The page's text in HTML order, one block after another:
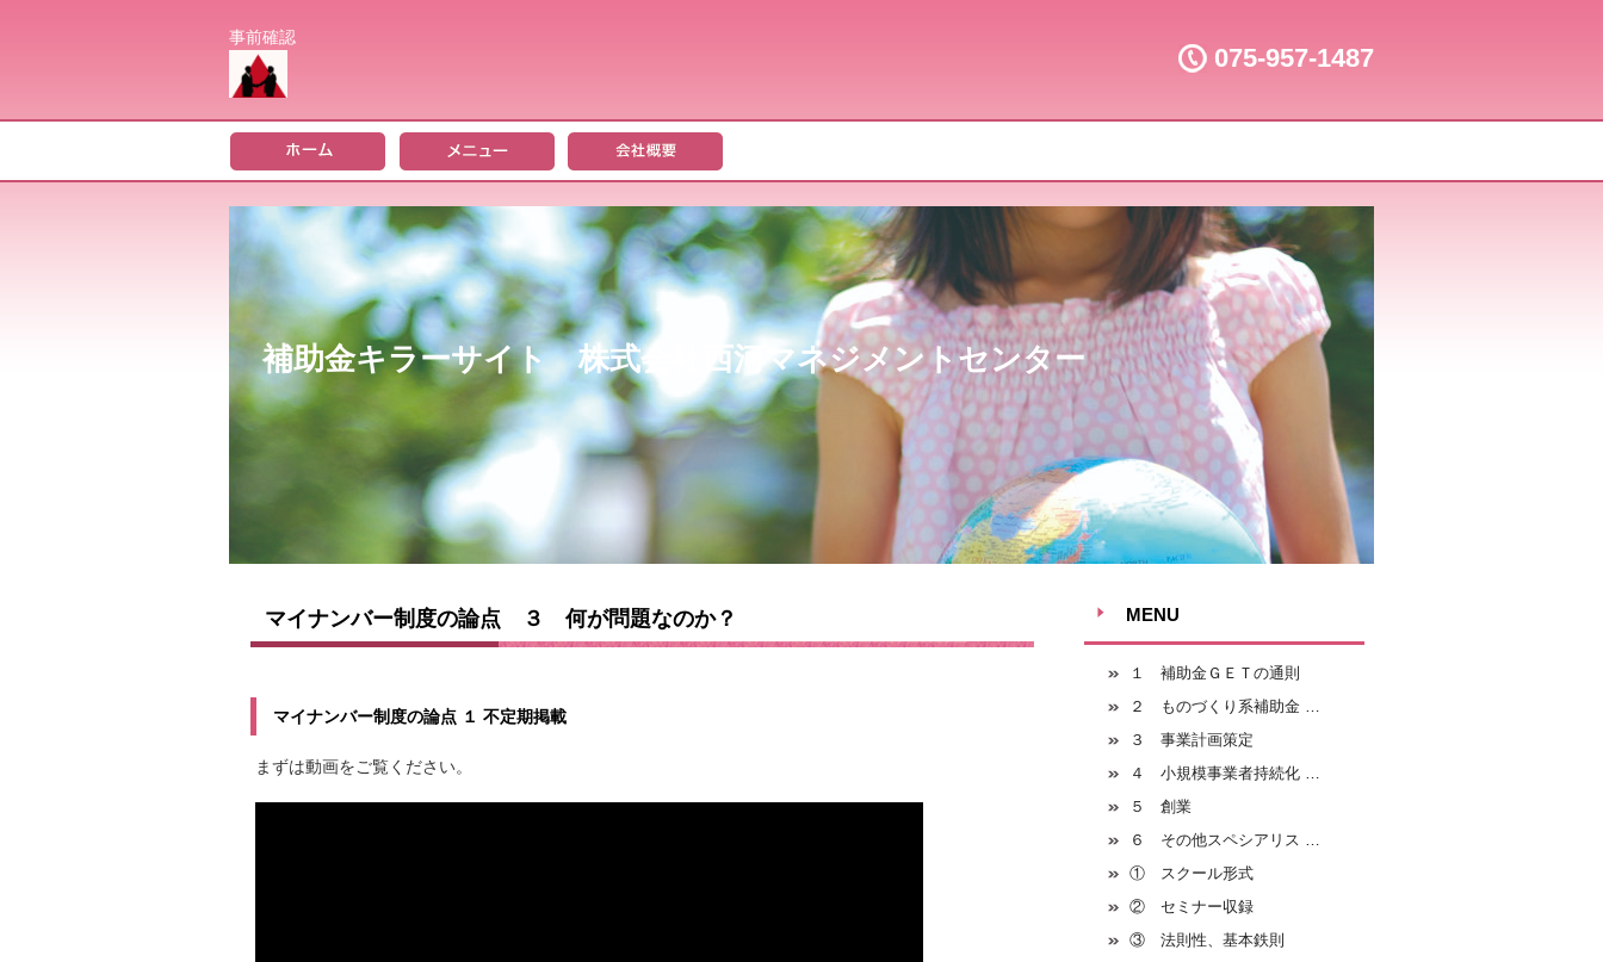
事前確認
075-957-1487
補助金キラーサイト 株式会社西河マネジメントセンター
マイナンバー制度の論点 ３ 何が問題なのか？
マイナンバー制度の論点 １ 不定期掲載
まずは動画をご覧ください。
MENU
１ 補助金ＧＥＴの通則
２ ものづくり系補助金 …
３ 事業計画策定
４ 小規模事業者持続化 …
５ 創業
６ その他スペシアリス …
① スクール形式
② セミナー収録
③ 法則性、基本鉄則